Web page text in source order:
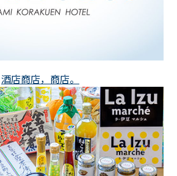
酒店商店，商店。